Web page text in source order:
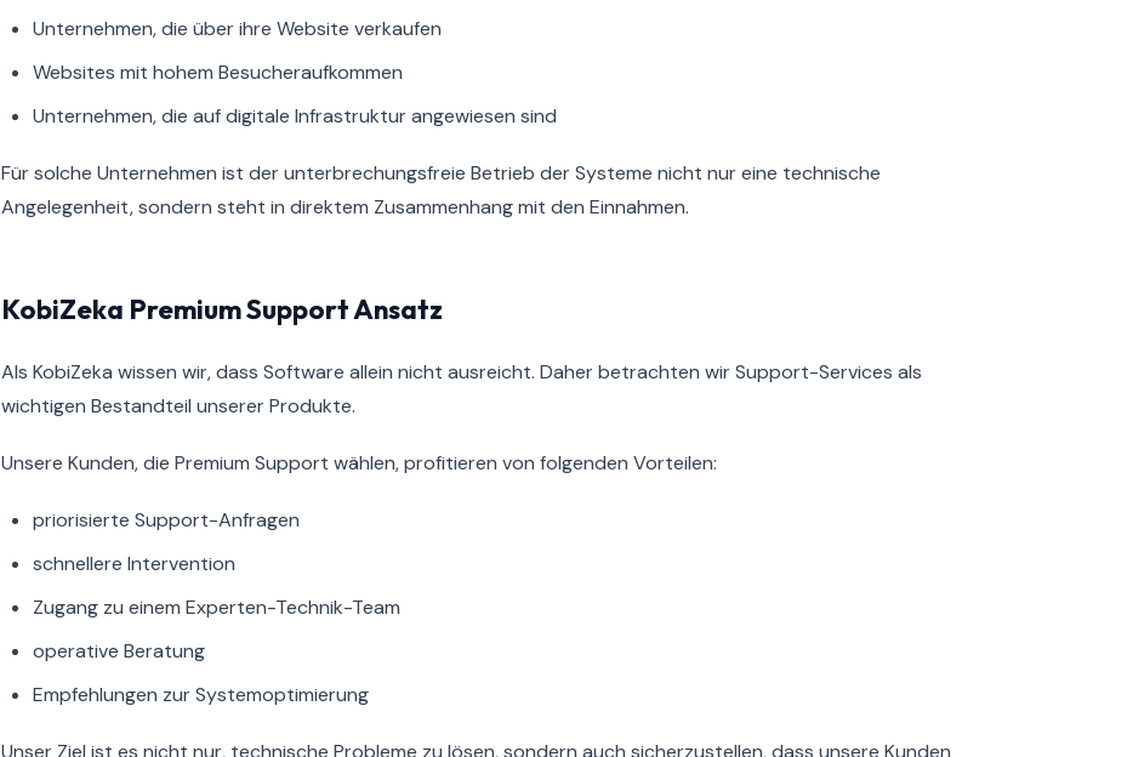
Unternehmen, die über ihre Website verkaufen
Websites mit hohem Besucheraufkommen
Unternehmen, die auf digitale Infrastruktur angewiesen sind
Für solche Unternehmen ist der unterbrechungsfreie Betrieb der Systeme nicht nur eine technische
Angelegenheit, sondern steht in direktem Zusammenhang mit den Einnahmen.
KobiZeka Premium Support Ansatz
Als KobiZeka wissen wir, dass Software allein nicht ausreicht. Daher betrachten wir Support-Services als
wichtigen Bestandteil unserer Produkte.
Unsere Kunden, die Premium Support wählen, profitieren von folgenden Vorteilen:
priorisierte Support-Anfragen
schnellere Intervention
Zugang zu einem Experten-Technik-Team
operative Beratung
Empfehlungen zur Systemoptimierung
Unser Ziel ist es nicht nur, technische Probleme zu lösen, sondern auch sicherzustellen, dass unsere Kunden